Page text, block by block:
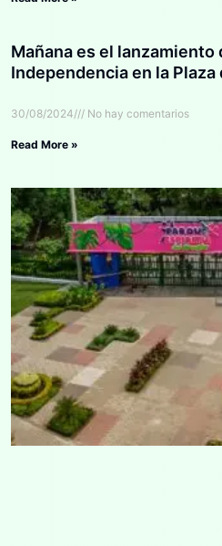
Mañana es el lanzamiento
Independencia en la Plaza
30/08/2024 No hay comentarios
Read More »